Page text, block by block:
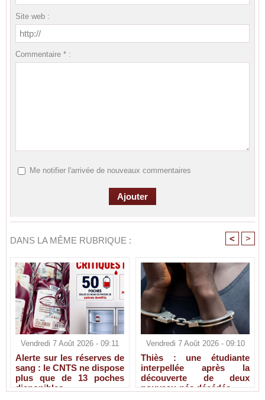
Site web :
Commentaire * :
Me notifier l'arrivée de nouveaux commentaires
DANS LA MÊME RUBRIQUE : < >
Vendredi 7 Août 2026 - 09:11
Alerte sur les réserves de
sang : le CNTS ne dispose
plus que de 13 poches
disponibles
Vendredi 7 Août 2026 - 09:10
Thiès : une étudiante
interpellée après la
découverte de deux
nouveau-nés décédés